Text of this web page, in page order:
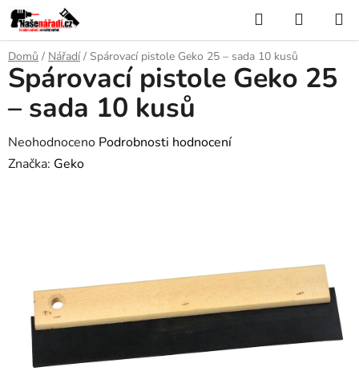
Přejít
na
obsah
Hledat
KOŠÍK
Domů / Nářadí / Spárovací pistole Geko 25 – sada 10 kusů
Spárovací pistole Geko 25
– sada 10 kusů
Průměrné
hodnocení
hvězdiček.
Neohodnoceno Podrobnosti hodnocení
Značka: Geko